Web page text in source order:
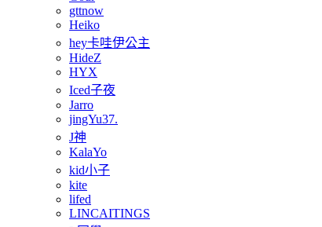
gttnow
Heiko
hey卡哇伊公主
HideZ
HYX
Iced子夜
Jarro
jingYu37.
J神
KalaYo
kid小子
kite
lifed
LINCAITINGS